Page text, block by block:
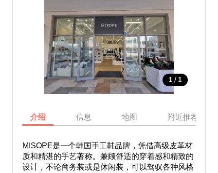
1 / 1
介绍 信息 地图 附近推荐景点
MISOPE是一个韩国手工鞋品牌，凭借高级皮革材
质和精湛的手艺著称。兼顾舒适的穿着感和精致的
设计，不论商务装或是休闲装，可以驾驭各种风格